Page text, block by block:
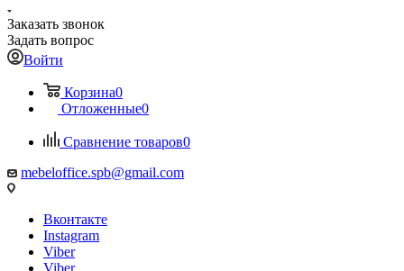
Заказать звонок
Задать вопрос
Войти
Корзина0
Отложенные0
Сравнение товаров0
mebeloffice.spb@gmail.com
Вконтакте
Instagram
Viber
Viber